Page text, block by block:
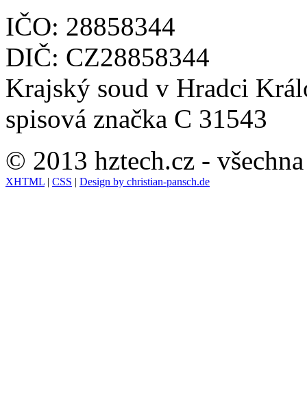
IČO: 28858344
DIČ: CZ28858344
Krajský soud v Hradci
spisová značka C 31543
© 2013 hztech.cz -
XHTML | CSS | Design by christian-pansch.de